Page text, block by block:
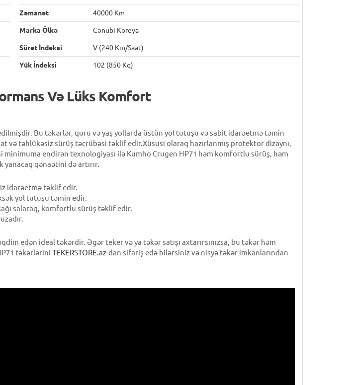
Zəmanət 40000 Km
Marka Ölkə Cənubi Koreya
Sürət İndeksi V (240 Km/saat)
Yük İndeksi 102 (850 Kq)
Və Lüks Komfort
Bu təkərlər, quru və yaş yollarda üstün yol tutuşu və sabit idarəetmə təmin
və təhlükəsiz sürüş təcrübəsi təklif edir.Xüsusi olaraq hazırlanmış protektor dizaynı,
minimuma endirən texnologiyası ilə Kumho Crugen HP71 həm komfortlu sürüş, həm
qənaətini də artırır.
idarəetmə təklif edir.
yol tutuşu təmin edir.
salaraq, komfortlu sürüş təklif edir.
edən ideal təkərdir. Əgər teker və ya təkər satışı axtarırsınızsa, bu təkər həm
təkərlərini TEKERSTORE.az-dan sifariş edə bilərsiniz və nisyə təkər imkanlarından